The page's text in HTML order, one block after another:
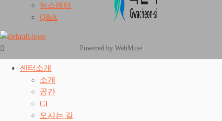
뉴스레터
Q&A
센터소개
소개
공간
CI
오시는 길
Powered by WebMuse